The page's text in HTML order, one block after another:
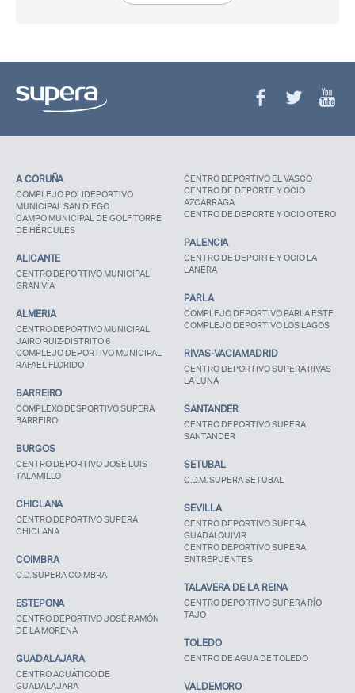
A CORUÑA
COMPLEJO POLIDEPORTIVO
MUNICIPAL SAN DIEGO
CAMPO MUNICIPAL DE GOLF TORRE
DE HÉRCULES
ALICANTE
CENTRO DEPORTIVO MUNICIPAL
GRAN VÍA
ALMERIA
CENTRO DEPORTIVO MUNICIPAL
JAIRO RUIZ-DISTRITO 6
COMPLEJO DEPORTIVO MUNICIPAL
RAFAEL FLORIDO
BARREIRO
COMPLEXO DESPORTIVO SUPERA
BARREIRO
BURGOS
CENTRO DEPORTIVO JOSÉ LUIS
TALAMILLO
CHICLANA
CENTRO DEPORTIVO SUPERA
CHICLANA
COIMBRA
C.D. SUPERA COIMBRA
ESTEPONA
CENTRO DEPORTIVO JOSÉ RAMÓN
DE LA MORENA
GUADALAJARA
CENTRO ACUÁTICO DE
GUADALAJARA
CENTRO DEPORTIVO EL VASCO
CENTRO DE DEPORTE Y OCIO
AZCÁRRAGA
CENTRO DE DEPORTE Y OCIO OTERO
PALENCIA
CENTRO DE DEPORTE Y OCIO LA
LANERA
PARLA
COMPLEJO DEPORTIVO PARLA ESTE
COMPLEJO DEPORTIVO LOS LAGOS
RIVAS-VACIAMADRID
CENTRO DEPORTIVO SUPERA RIVAS
LA LUNA
SANTANDER
CENTRO DEPORTIVO SUPERA
SANTANDER
SETUBAL
C.D.M. SUPERA SETUBAL
SEVILLA
CENTRO DEPORTIVO SUPERA
GUADALQUIVIR
CENTRO DEPORTIVO SUPERA
ENTREPUENTES
TALAVERA DE LA REINA
CENTRO DEPORTIVO SUPERA RÍO
TAJO
TOLEDO
CENTRO DE AGUA DE TOLEDO
VALDEMORO